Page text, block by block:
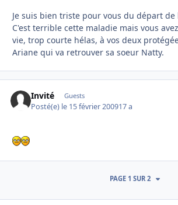
Je suis bien triste pour vous du départ de
C'est terrible cette maladie mais vous
vie, trop courte hélas, à vos deux
Ariane qui va retrouver sa soeur Natty.
Invité Guests
Posté(e) le 15 février 200917 a
PAGE 1 SUR 2